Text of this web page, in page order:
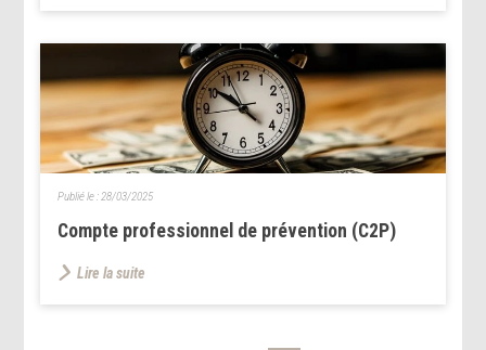
Compte professionnel de prévention (C2P)
Publié le : 28/03/2025
Lire la suite